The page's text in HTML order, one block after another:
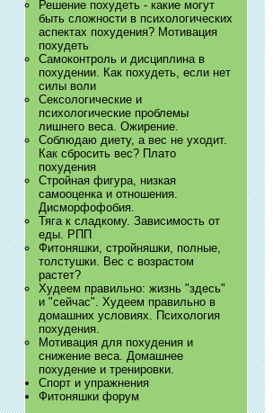
Решение похудеть - какие могут
быть сложности в психологических
аспектах похудения? Мотивация
похудеть
Самоконтроль и дисциплина в
похудении. Как похудеть, если нет
силы воли
Сексологические и
психологические проблемы
лишнего веса. Ожирение.
Соблюдаю диету, а вес не уходит.
Как сбросить вес? Плато
похудения
Стройная фигура, низкая
самооценка и отношения.
Дисморфофобия.
Тяга к сладкому. Зависимость от
еды. РПП
Фитоняшки, стройняшки, полные,
толстушки. Вес с возрастом
растет?
Худеем правильно: жизнь "здесь"
и "сейчас". Худеем правильно в
домашних условиях. Психология
похудения.
​Мотивация для похудения и
снижение веса. Домашнее
похудение и тренировки.
Спорт и упражнения
Фитоняшки форум